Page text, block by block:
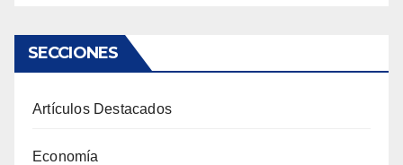
SECCIONES
Artículos Destacados
Economía